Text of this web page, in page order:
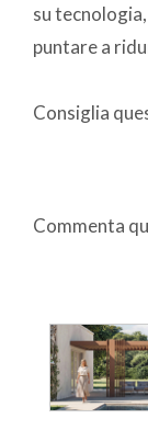
su
puntare a
Consiglia
Commenta